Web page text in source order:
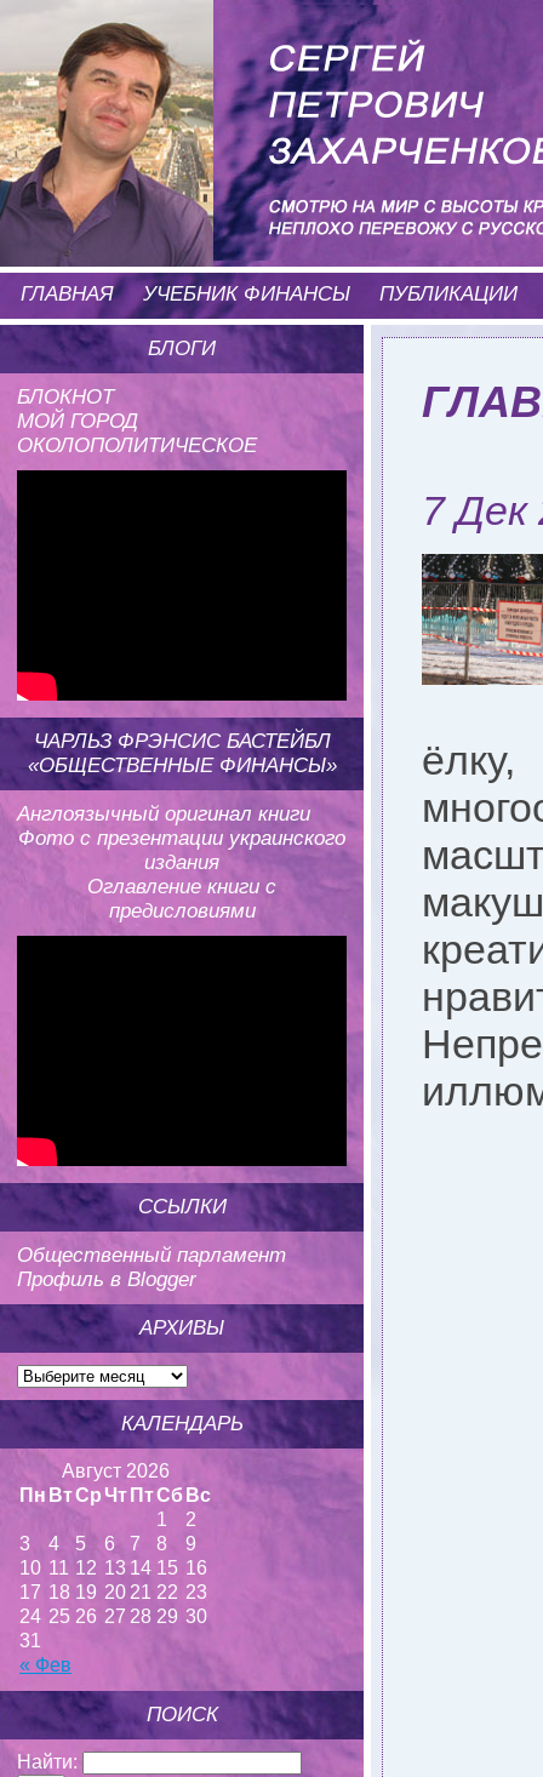
ГЛАВНАЯ УЧЕБНИК ФИНАНСЫ ПУБЛИКАЦИИ
БЛОГИ
БЛОКНОТ
МОЙ ГОРОД
ОКОЛОПОЛИТИЧЕСКОЕ
ЧАРЛЬЗ ФРЭНСИС БАСТЕЙБЛ
«ОБЩЕСТВЕННЫЕ ФИНАНСЫ»
Англоязычный оригинал книги
Фото с презентации украинского
издания
Оглавление книги с
предисловиями
ССЫЛКИ
Общественный парламент
Профиль в Blogger
АРХИВЫ
КАЛЕНДАРЬ
Август 2026
Пн ВтСрЧт ПтСб Вс
« Фев
1
2
3
4 5 6 7 8
9
10 11 12 13 14 15 16
17 18 19 20 21 22 23
24 25 26 27 28 29 30
31
ПОИСК
Найти:
7 Дек